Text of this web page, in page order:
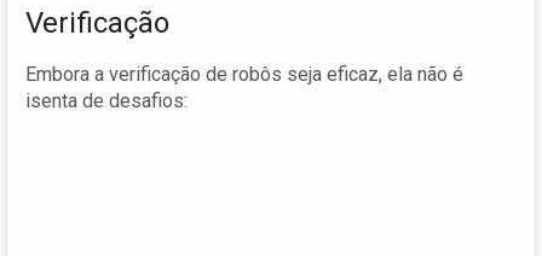
Verificação
Embora a verificação de robôs seja eficaz, ela não é
isenta de desafios: